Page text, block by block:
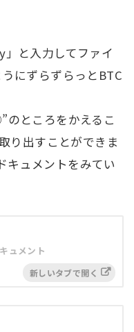
と入力してファイ
にずらずらっとBTC
ところをかえるこ
り出すことができま
キュメントをみてい
ュメント